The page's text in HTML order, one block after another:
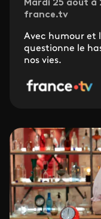
Mardi 25 août à
france.tv
Avec humour et
questionne le
nos vies.